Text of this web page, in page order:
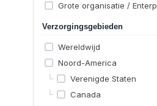
Grote organisatie /
Verzorgingsgebieden
Wereldwijd
Noord-America
└ Verenigde Staten
└ Canada